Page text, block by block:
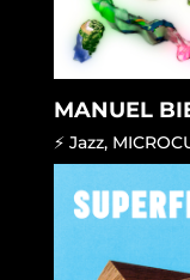
MANUEL
⚡ Jazz,